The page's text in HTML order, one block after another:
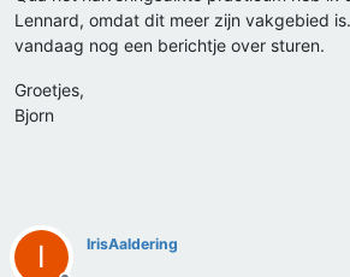
Lennard, omdat dit meer zijn vakgebied
vandaag nog een berichtje over sturen.
Groetjes,
Bjorn
I IrisAaldering